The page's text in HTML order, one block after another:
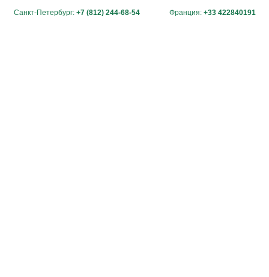
Санкт-Петербург: +7 (812) 244-68-54 Франция: +33 422840191